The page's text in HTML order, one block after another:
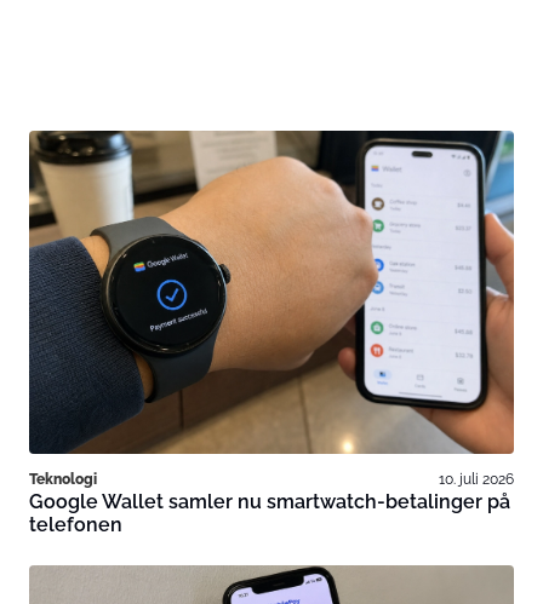
Teknologi 10. juli 2026
Google Wallet samler nu smartwatch-betalinger på
telefonen